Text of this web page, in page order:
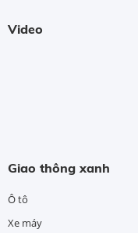
Video
Giao thông xanh
Ô tô
Xe máy